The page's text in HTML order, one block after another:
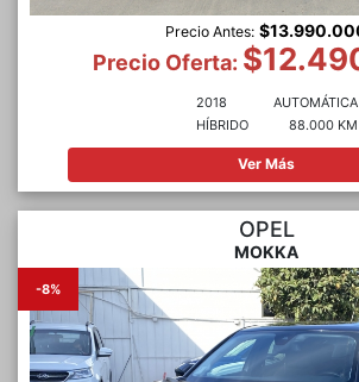
Precio Antes:
Precio Oferta:
2018
HÍBRIDO
AUTOMÁTICA
88.000 KM
Ver Más
OPEL
MOKKA
-8%